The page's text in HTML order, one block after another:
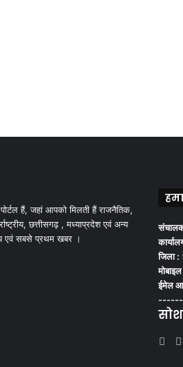
हैं, जहां आपको मिलती हैं राजनैतिक,
छत्तीसगढ़ , मध्याप्रदेश एवं अन्य
एवं सबसे प्रथम खबर ।
जिला :
ईमेल